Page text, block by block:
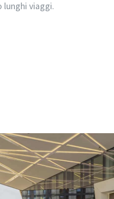
lunghi viaggi.